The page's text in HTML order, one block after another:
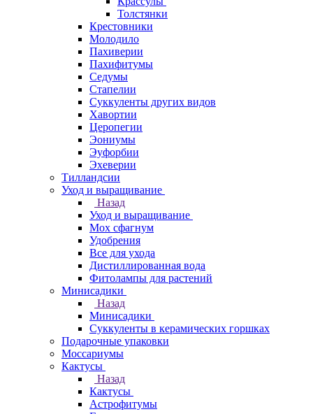
Толстянки
Крестовники
Молодило
Пахиверии
Пахифитумы
Седумы
Стапелии
Суккуленты других видов
Хавортии
Церопегии
Эониумы
Эуфорбии
Эхеверии
Тилландсии
Уход и выращивание
Назад
Уход и выращивание
Мох сфагнум
Удобрения
Все для ухода
Дистиллированная вода
Фитолампы для растений
Минисадики
Назад
Минисадики
Суккуленты в керамических горшках
Подарочные упаковки
Моссариумы
Кактусы
Назад
Кактусы
Астрофитумы